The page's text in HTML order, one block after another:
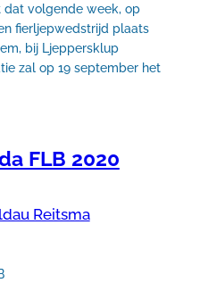
dat volgende week, op
fierljepwedstrijd plaats
bij Ljeppersklup
zal op 19 september het
FLB 2020
Reitsma